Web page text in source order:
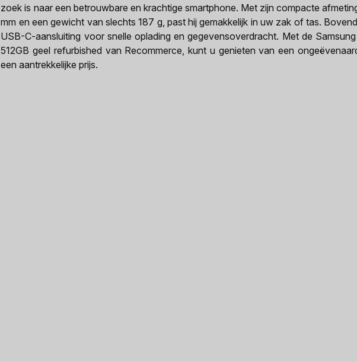
zoek is naar een betrouwbare en krachtige smartphone. Met zijn compacte
mm en een gewicht van slechts 187 g, past hij gemakkelijk in uw zak of tas.
USB-C-aansluiting voor snelle oplading en gegevensoverdracht. Met de
512GB geel refurbished van Recommerce, kunt u genieten van een
een aantrekkelijke prijs.